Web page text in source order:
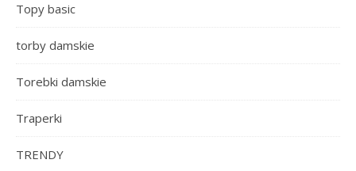
Topy basic
torby damskie
Torebki damskie
Traperki
TRENDY